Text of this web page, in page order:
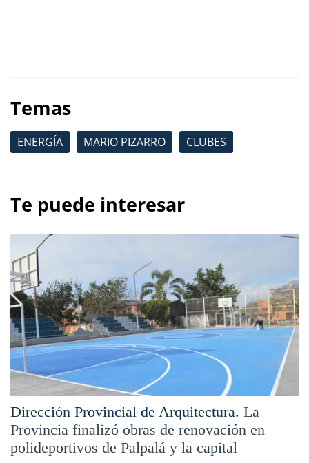
Temas
ENERGÍA MARIO PIZARRO CLUBES
Te puede interesar
Dirección Provincial de Arquitectura. La
Provincia finalizó obras de renovación en
polideportivos de Palpalá y la capital